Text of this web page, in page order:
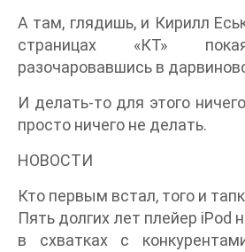
А там, глядишь, и Кирилл
страницах «КТ»
разочаровавшись в
И делать-то для этого
просто ничего не делать.
НОВОСТИ
Кто первым встал, того и
Пять долгих лет плейер iPod
в схватках с